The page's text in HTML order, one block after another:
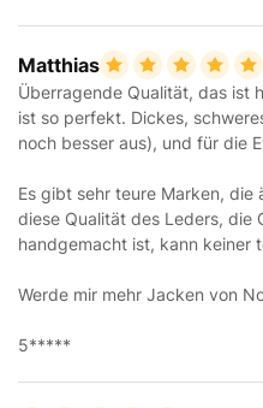
Matthias
Überragende Qualität, das ist
ist so perfekt. Dickes,
noch besser aus), und für die
Es gibt sehr teure Marken, die
diese Qualität des Leders, die
handgemacht ist, kann keiner
Werde mir mehr Jacken von
5*****